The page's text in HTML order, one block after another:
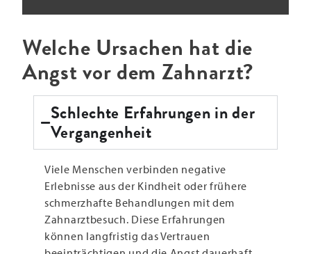
Welche Ursachen hat die
Angst vor dem Zahnarzt?
Schlechte Erfahrungen in der
Vergangenheit
Viele Menschen verbinden negative
Erlebnisse aus der Kindheit oder frühere
schmerzhafte Behandlungen mit dem
Zahnarztbesuch. Diese Erfahrungen
können langfristig das Vertrauen